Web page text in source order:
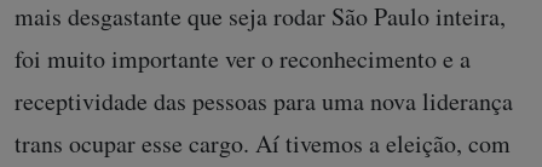
mais desgastante que seja rodar São Paulo inteira,
foi muito importante ver o reconhecimento e a
receptividade das pessoas para uma nova liderança
trans ocupar esse cargo. Aí tivemos a eleição, com